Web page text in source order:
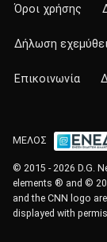
Όροι χρήσης
Δήλωση
Επικοινωνία
ΜΕΛΟΣ
© 2015 - 2026 D.G.
elements ® and ©
and the CNN logo
displayed with